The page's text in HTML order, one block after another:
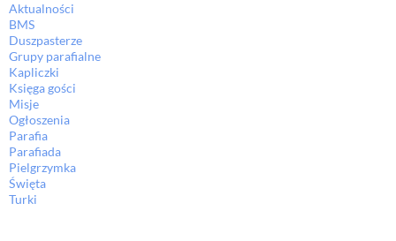
Aktualności
BMS
Duszpasterze
Grupy parafialne
Kapliczki
Księga gości
Misje
Ogłoszenia
Parafia
Parafiada
Pielgrzymka
Święta
Turki